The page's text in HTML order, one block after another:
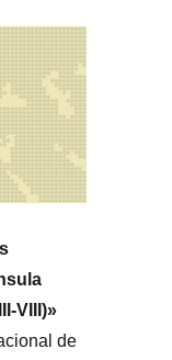
VIII)»
de